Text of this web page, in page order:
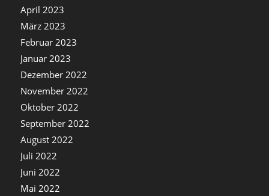
April 2023
März 2023
Februar 2023
Januar 2023
Dezember 2022
November 2022
Oktober 2022
September 2022
August 2022
Juli 2022
Juni 2022
Mai 2022